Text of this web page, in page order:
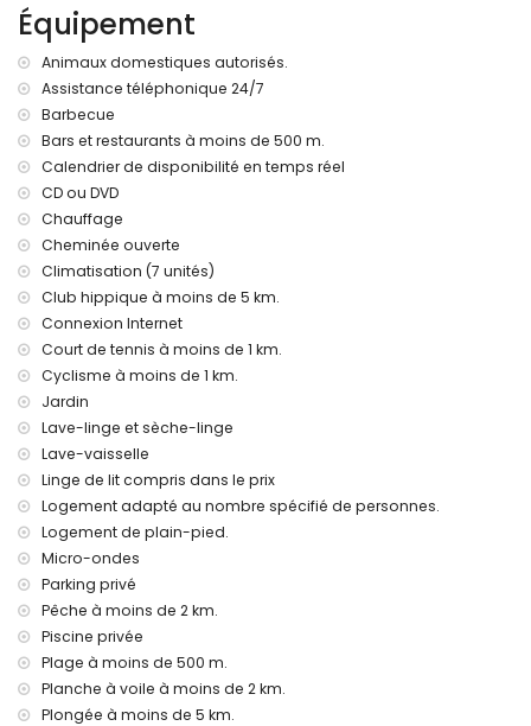
2 places de parking privées
Plus d'informations
ville la plus proche : Denia (à moins de 5 kilomètres de la
villa)
(à moins de 500 mètres de la villa)
plage la plus proche : Las Marinas, Denia (à moins de 500
mètres de la villa)
port le plus proche : Marina de Denia (à moins de 5
kilomètres de la villa)
parc le plus proche : Montgo, Denia (à moins de 5
kilomètres de la villa)
aéroport le plus proche : Alicante (à moins de 100
kilomètres de la villa)
deuxième aéroport le plus proche : Valence (> 100
kilomètres)
transports publics à proximité : train à moins de 50
kilomètres
animaux domestiques admis
enfants
Équipements et services inclus dans le prix de location de la
villa
internet (WiFi)
fer et planche à repasser
linge de lit et serviettes
service de réception et service d'urgence 24 heures
chauffage central et climatisation
Équipements et services à supplément
Équipement
Animaux domestiques autorisés.
Assistance téléphonique 24/7
Barbecue
Bars et restaurants à moins de 500 m.
Calendrier de disponibilité en temps réel
CD ou DVD
Chauffage
Cheminée ouverte
Climatisation (7 unités)
Club hippique à moins de 5 km.
Connexion Internet
Court de tennis à moins de 1 km.
Cyclisme à moins de 1 km.
Jardin
Lave-linge et sèche-linge
Lave-vaisselle
Linge de lit compris dans le prix
Logement adapté au nombre spécifié de personnes.
Logement de plain-pied.
Micro-ondes
Parking privé
Pêche à moins de 2 km.
Piscine privée
Plage à moins de 500 m.
Planche à voile à moins de 2 km.
Plongée à moins de 5 km.